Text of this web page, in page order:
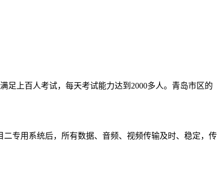
足上百人考试，每天考试能力达到2000多人。青岛市区的
专用系统后，所有数据、音频、视频传输及时、稳定，传